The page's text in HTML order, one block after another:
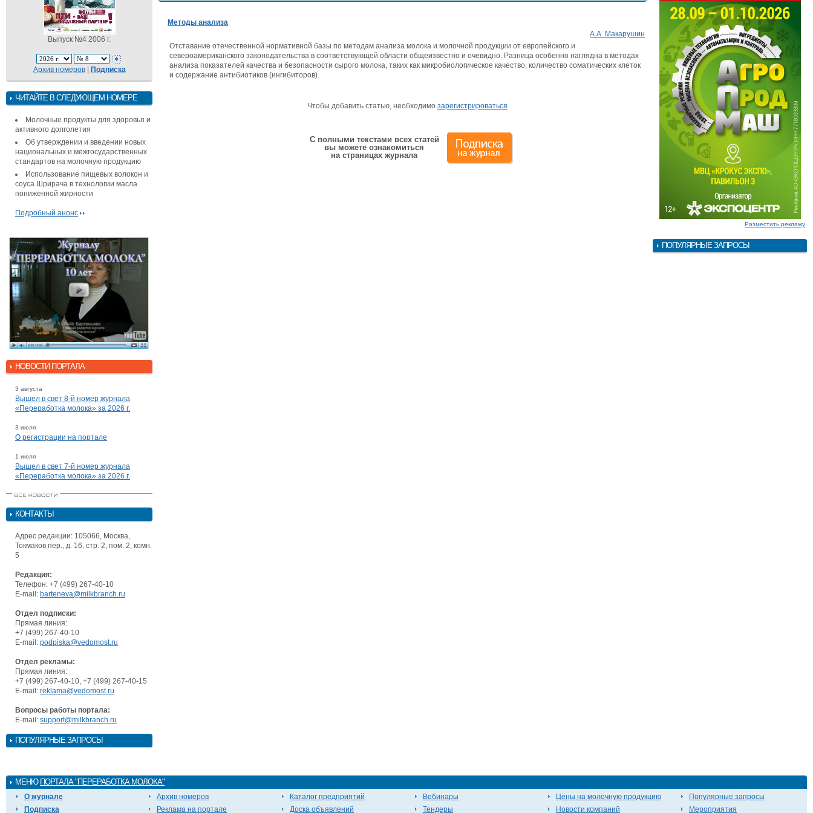
Выпуск №4 2006 г.
Архив номеров| Подписка
ЧИТАЙТЕ В СЛЕДУЮЩЕМ НОМЕРЕ
Молочные продукты для здоровья и
активного долголетия
Об утверждении и введении новых
национальных и межгосударственных
стандартов на молочную продукцию
Использование пищевых волокон и
соуса Шрирача в технологии масла
пониженной жирности
Подробный анонс
НОВОСТИ ПОРТАЛА
3 августа
Вышел в свет 8-й номер журнала
«Переработка молока» за 2026 г.
3 июля
О регистрации на портале
1 июля
Вышел в свет 7-й номер журнала
«Переработка молока» за 2026 г.
КОНТАКТЫ
Адрес редакции: 105066, Москва,
Токмаков пер., д. 16, стр. 2, пом. 2, комн.
5
Редакция:
Телефон: +7 (499) 267-40-10
E-mail: barteneva@milkbranch.ru
Отдел подписки:
Прямая линия:
+7 (499) 267-40-10
E-mail: podpiska@vedomost.ru
Отдел рекламы:
Прямая линия:
+7 (499) 267-40-10, +7 (499) 267-40-15
E-mail: reklama@vedomost.ru
Вопросы работы портала:
E-mail: support@milkbranch.ru
ПОПУЛЯРНЫЕ ЗАПРОСЫ
Методы анализа
А.А. Макарушин
Отставание отечественной нормативной базы по методам анализа молока и молочной продукции от европейского и
североамериканского законодательства в соответствующей области общеизвестно и очевидно. Разница особенно наглядна в методах
анализа показателей качества и безопасности сырого молока, таких как микробиологическое качество, количество соматических клеток
и содержание антибиотиков (ингибиторов).
Чтобы добавить статью, необходимо зарегистрироваться
С полными текстами всех статей
вы можете ознакомиться
на страницах журнала
Разместить рекламу
ПОПУЛЯРНЫЕ ЗАПРОСЫ
МЕНЮ ПОРТАЛА "ПЕРЕРАБОТКА МОЛОКА"
О журнале
Подписка
Архив номеров
Реклама на портале
Каталог предприятий
Доска объявлений
Вебинары
Тендеры
Цены на молочную продукцию
Новости компаний
Популярные запросы
Мероприятия